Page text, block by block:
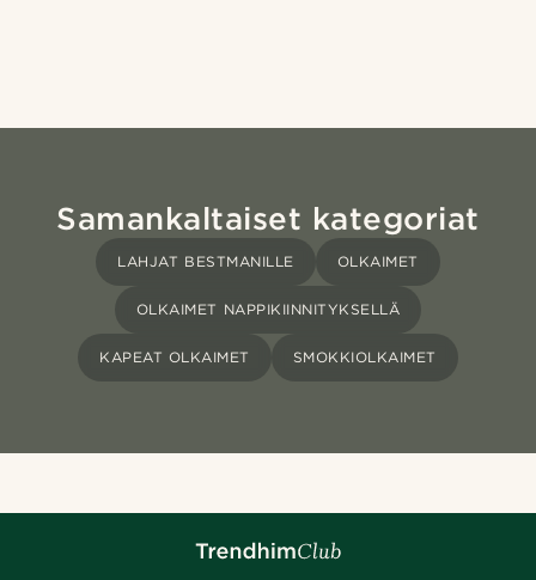
Samankaltaiset kategoriat
LAHJAT BESTMANILLE OLKAIMET
OLKAIMET NAPPIKIINNITYKSELLÄ
KAPEAT OLKAIMET SMOKKIOLKAIMET